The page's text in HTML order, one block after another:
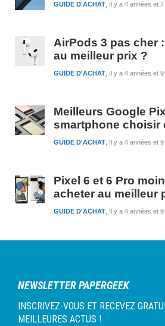
Il y a 4 années et 7
GUIDE D'ACHAT
AirPods 3 pas cher
au meilleur prix ?
Il y a 4 années et 9
GUIDE D'ACHAT
Meilleurs Google
smartphone choisir
Il y a 4 années et 9
GUIDE D'ACHAT
Pixel 6 et 6 Pro
acheter au meilleur
Il y a 4 années et 9
GUIDE D'ACHAT
NEWSLETTER PAPERGEEK
INSCRIVEZ-VOUS ET RECEVEZ
MEILLEURES ACTUS !